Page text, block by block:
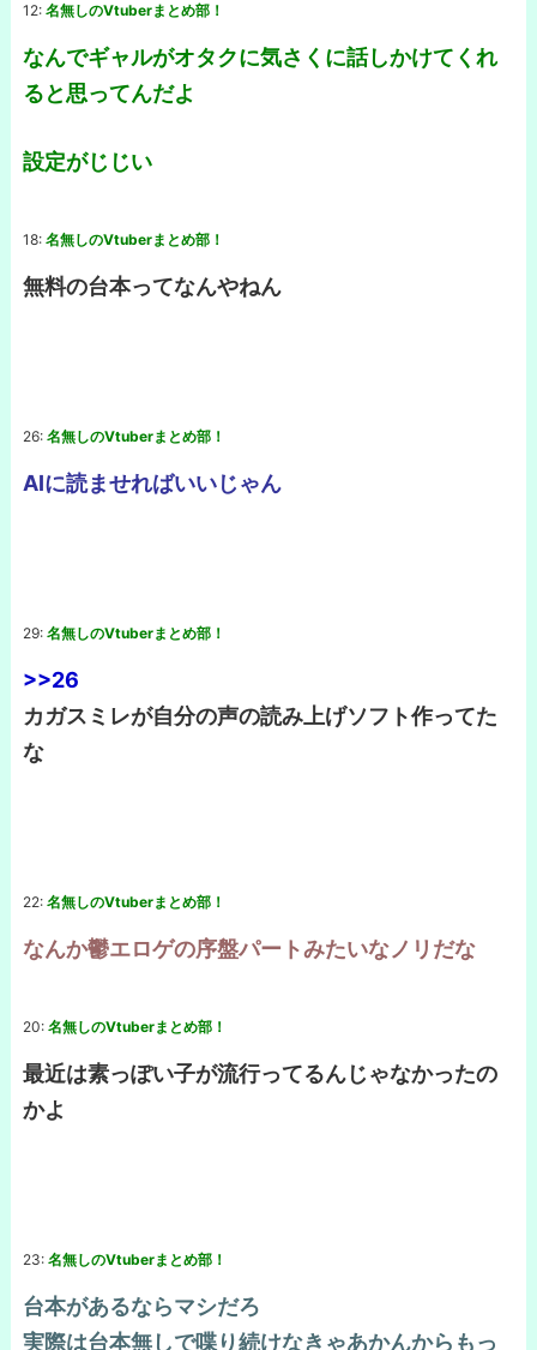
12: 名無しのVtuberまとめ部！
なんでギャルがオタクに気さくに話しかけてくれ
ると思ってんだよ
設定がじじい
18: 名無しのVtuberまとめ部！
無料の台本ってなんやねん
26: 名無しのVtuberまとめ部！
AIに読ませればいいじゃん
29: 名無しのVtuberまとめ部！
>>26
カガスミレが自分の声の読み上げソフト作ってた
な
22: 名無しのVtuberまとめ部！
なんか鬱エロゲの序盤パートみたいなノリだな
20: 名無しのVtuberまとめ部！
最近は素っぽい子が流行ってるんじゃなかったの
かよ
23: 名無しのVtuberまとめ部！
台本があるならマシだろ
実際は台本無しで喋り続けなきゃあかんからもっ